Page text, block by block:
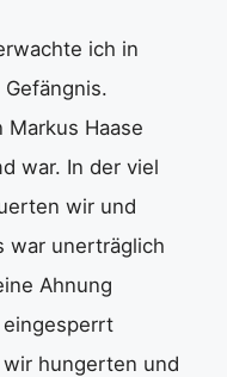
ich in
Haase
war. In der viel
wir und
war unerträglich
Ahnung
hungerten und